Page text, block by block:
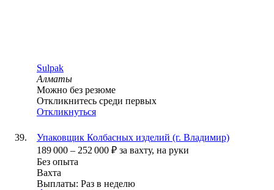
Sulpak
Алматы
Можно без резюме
Откликнитесь среди первых
Откликнуться
Упаковщик Колбасных изделий (г. Владимир)
189 000 – 252 000 ₽ за вахту, на руки
Без опыта
Вахта
Выплаты: Раз в неделю